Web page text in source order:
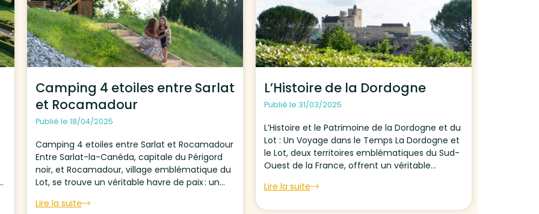
Camping 4 etoiles entre Sarlat
et Rocamadour
Publié le 18/04/2025
Camping 4 etoiles entre Sarlat et Rocamadour
Entre Sarlat-la-Canéda, capitale du Périgord
noir, et Rocamadour, village emblématique du
Lot, se trouve un véritable havre de paix : un
découvrir la vallée de la Dordogne. Niché dans
Lire la suite
L’Histoire de la Dordogne
Publié le 31/03/2025
L’Histoire et le Patrimoine de la Dordogne et du
Lot : Un Voyage dans le Temps La Dordogne et
le Lot, deux territoires emblématiques du Sud-
Ouest de la France, offrent un véritable
légendes et en monuments, cette...
Lire la suite